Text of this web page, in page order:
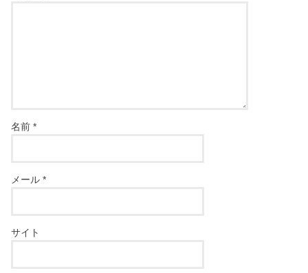
名前*
メール*
サイト